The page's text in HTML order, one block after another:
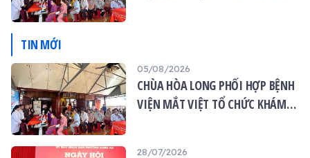
TIN MỚI
05/08/2026
CHÙA HÒA LONG PHỐI HỢP BỆNH
VIỆN MẮT VIỆT TỔ CHỨC KHÁM
28/07/2026